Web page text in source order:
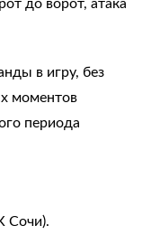
в игру, без
моментов
периода
Сочи).